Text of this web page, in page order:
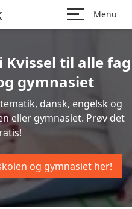
Menu
til alle fag
gymnasiet
dansk, engelsk og
eller gymnasiet. Prøv det
og gymnasiet her!